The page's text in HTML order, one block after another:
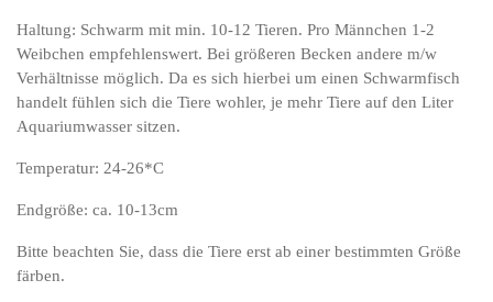
Haltung: Schwarm mit min. 10-12 Tieren. Pro Männchen 1-2
Weibchen empfehlenswert. Bei größeren Becken andere m/w
Verhältnisse möglich. Da es sich hierbei um einen Schwarmfisch
handelt fühlen sich die Tiere wohler, je mehr Tiere auf den Liter
Aquariumwasser sitzen.
Temperatur: 24-26*C
Endgröße: ca. 10-13cm
Bitte beachten Sie, dass die Tiere erst ab einer bestimmten Größe
färben.